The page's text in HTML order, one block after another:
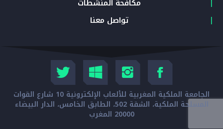
مكافحة المنشطات
تواصل معنا
الجامعة الملكية المغربية للألعاب الإلكترونية 10 شارع القوات
المسلحة الملكية، الشقة 502، الطابق الخامس، الدار البيضاء
20000 المغرب